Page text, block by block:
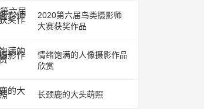
2020第六届鸟类摄影师
大赛获奖作品
情绪饱满的人像摄影作品
欣赏
长颈鹿的大头萌照